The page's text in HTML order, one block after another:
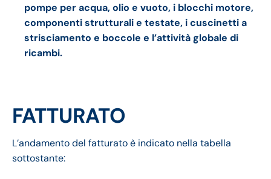
pompe per acqua, olio e vuoto, i blocchi motore,
componenti strutturali e testate, i cuscinetti a
strisciamento e boccole e l’attività globale di
ricambi.
FATTURATO
L’andamento del fatturato è indicato nella tabella
sottostante: